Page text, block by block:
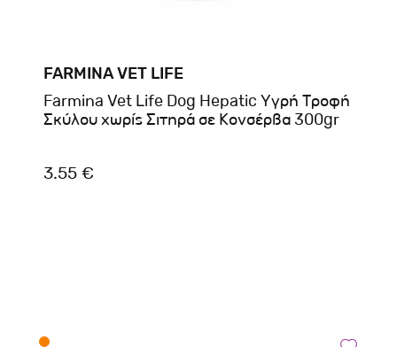
FARMINA VET LIFE
Farmina Vet Life Dog Hepatic Υγρή Τροφή
Σκύλου χωρίς Σιτηρά σε Κονσέρβα 300gr
3.55 €